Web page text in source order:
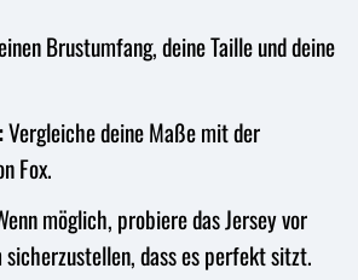
Brustumfang, deine Taille und deine
Vergleiche deine Maße mit der
Fox.
möglich, probiere das Jersey vor
sicherzustellen, dass es perfekt sitzt.